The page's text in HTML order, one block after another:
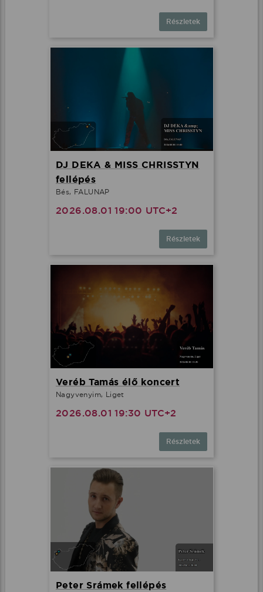
Részletek
DJ DEKA & MISS CHRISSTYN
fellépés
Bés, FALUNAP
2026.08.01 19:00 UTC+2
Részletek
Veréb Tamás élő koncert
Nagyvenyim, Liget
2026.08.01 19:30 UTC+2
Részletek
Peter Srámek fellépés